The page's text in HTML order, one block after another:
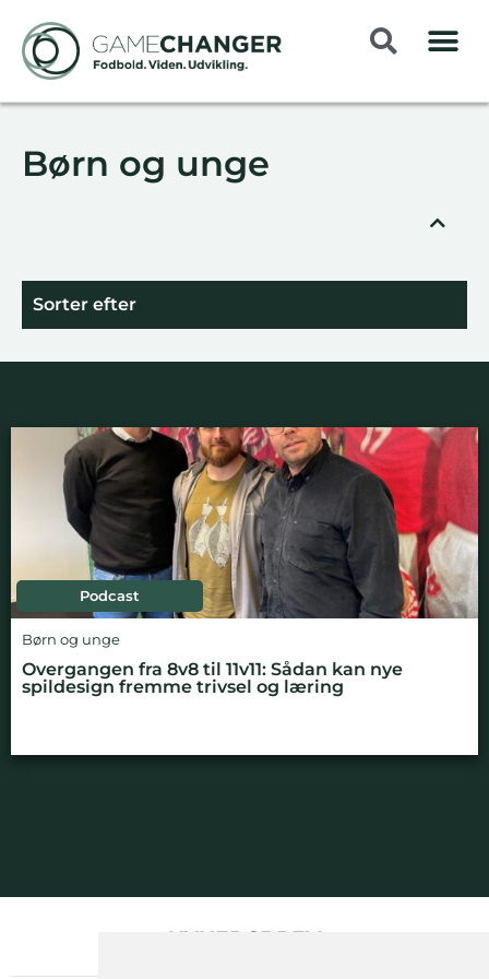
Børn og unge
Sorter efter
Podcast
Børn og unge
Overgangen fra 8v8 til 11v11: Sådan kan nye
spildesign fremme trivsel og læring
NYHEDSBREV